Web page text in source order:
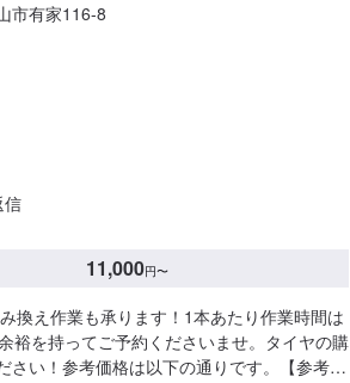
市有家116-8
信
11,000円〜
換え作業も承ります！1本あたり作業時間は
裕を持ってご予約くださいませ。タイヤの購
さい！参考価格は以下の通りです。【参考価